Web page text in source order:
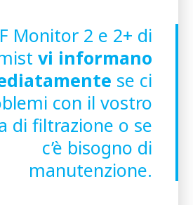
F Monitor 2 e 2+ di
vi informano
se ci
con il vostro
di filtrazione o se
c’è bisogno di
manutenzione.